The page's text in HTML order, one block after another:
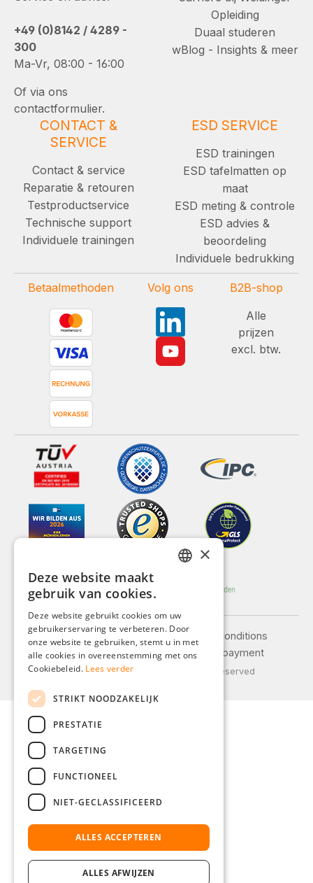
+49 (0)8142 / 4289 -
300
Ma-Vr, 08:00 - 16:00
Of via ons
contactformulier.
Opleiding
Duaal studeren
wBlog - Insights & meer
CONTACT &
SERVICE
Contact & service
Reparatie & retouren
Testproductservice
Technische support
Individuele trainingen
ESD SERVICE
ESD trainingen
ESD tafelmatten op
maat
ESD meting & controle
ESD advies &
beoordeling
Individuele bedrukking
Betaalmethoden Volg ons
B2B-shop
Alle
prijzen
excl. btw.
Legal notice
General terms and conditions
Privacy policy
Shipping and payment
© 2026 Weidinger GmbH, All Rights Reserved
FRENCH
ITALIAN
×
Deze website maakt
gebruik van cookies.
Deze website gebruikt cookies om uw
gebruikerservaring te verbeteren. Door
onze website te gebruiken, stemt u in met
alle cookies in overeenstemming met ons
Cookiebeleid. Lees verder
STRIKT NOODZAKELIJK
PRESTATIE
TARGETING
FUNCTIONEEL
NIET-GECLASSIFICEERD
ALLES ACCEPTEREN
ALLES AFWIJZEN